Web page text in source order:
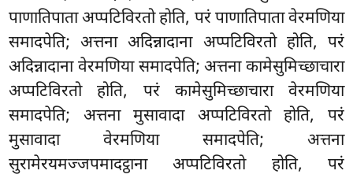
पाणातिपाता अप्पटिविरतो होति, परं पाणातिपाता वेरमणिया
समादपेति; अत्तना अदिन्नादाना अप्पटिविरतो होति, परं
अदिन्नादाना वेरमणिया समादपेति; अत्तना कामेसुमिच्छाचारा
अप्पटिविरतो होति, परं कामेसुमिच्छाचारा वेरमणिया
समादपेति; अत्तना मुसावादा अप्पटिविरतो होति, परं
मुसावादा वेरमणिया समादपेति; अत्तना
सुरामेरयमज्जपमादट्ठाना अप्पटिविरतो होति, परं